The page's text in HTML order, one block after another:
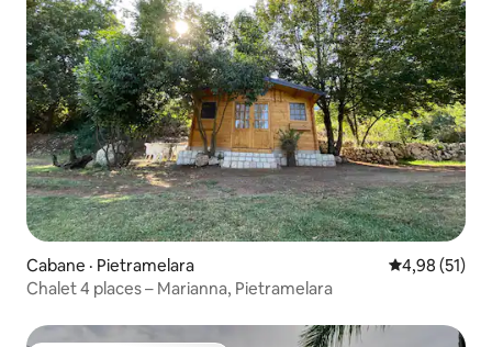
Cabane · Pietramelara Note
4,98 (51)
Chalet 4 places – Marianna, Pietramelara